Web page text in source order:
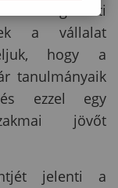
minőség iránti
a vállalat
hogy a
tanulmányaik
ezzel egy
jövőt
jelenti a